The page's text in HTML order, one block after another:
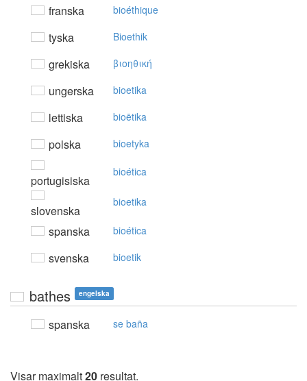
franska bioéthique
tyska Bioethik
grekiska βιoηθική
ungerska bioetika
lettiska bioētika
polska bioetyka
portugisiska
bioética
slovenska
bioetika
spanska bioética
svenska bioetik
bathes engelska
spanska se baña
Visar maximalt20 resultat.